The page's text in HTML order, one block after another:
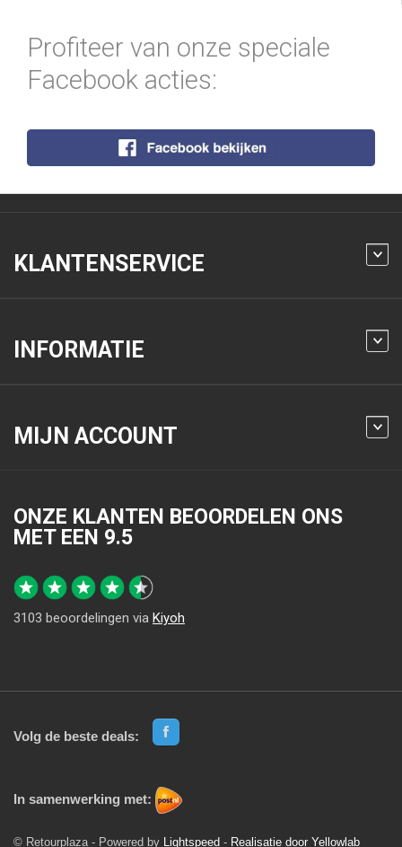
Profiteer van onze speciale
Facebook acties:
KLANTENSERVICE
INFORMATIE
MIJN ACCOUNT
ONZE KLANTEN BEOORDELEN ONS
MET EEN 9.5
3103 beoordelingen via Kiyoh
Volg de beste deals:
In samenwerking met:
© Retourplaza - Powered by Lightspeed - Realisatie door Yellowlab